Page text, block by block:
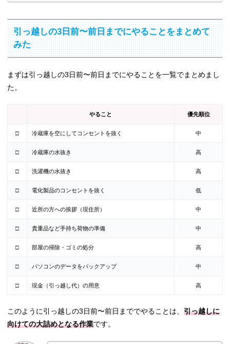
引っ越しの3日前〜前日までにやることをまとめて
みた
まずは引っ越しの3日前〜前日までにやることを一覧でまとめまし
た。
やること 優先順位
□ 冷蔵庫を空にしてコンセントを抜く 中
□ 冷蔵庫の水抜き 高
□ 洗濯機の水抜き 高
□ 電化製品のコンセントを抜く 低
□ 近所の方への挨拶（現住所） 中
□ 貴重品など手持ち荷物の準備 中
□ 部屋の掃除・ゴミの処分 高
□ パソコンのデータをバックアップ 中
□ 現金（引っ越し代）の用意 高
このように引っ越しの3日前〜前日まででやることは、 引っ越しに
向けての大詰めとなる作業です。